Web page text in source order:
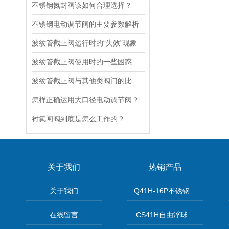
不锈钢氮封阀该如何合理选择？
不锈钢电动调节阀的主要参数解析
怎样正确运用大口径电动调节阀？
衬氟闸阀到底是怎么工作的？
关于我们
关于我们
在线留言
热销产品
Q41H-16P不锈钢硬密封球阀
CS41H自由浮球式蒸汽疏水